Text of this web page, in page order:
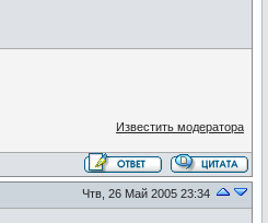
Известить модератора
Чтв, 26 Май 2005 23:34